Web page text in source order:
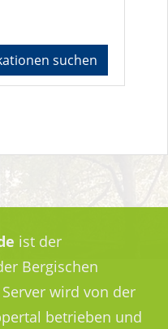
suchen
ist der
Bergischen
wird von der
betrieben und